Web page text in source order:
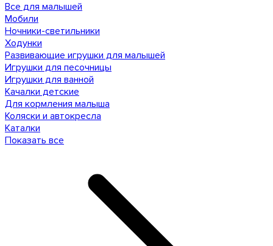
Все для малышей
Мобили
Ночники-светильники
Ходунки
Развивающие игрушки для малышей
Игрушки для песочницы
Игрушки для ванной
Качалки детские
Для кормления малыша
Коляски и автокресла
Каталки
Показать все